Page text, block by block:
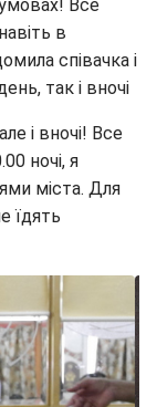
Все
в
співачка і
так і вночі
і вночі! Все
ночі, я
міста. Для
їдять